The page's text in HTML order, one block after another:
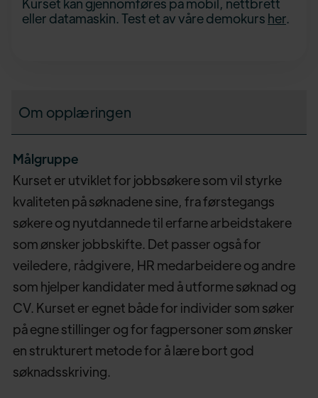
Kurset kan gjennomføres på mobil, nettbrett
eller datamaskin. Test et av våre demokurs her.
Om opplæringen
Målgruppe
Kurset er utviklet for jobbsøkere som vil styrke
kvaliteten på søknadene sine, fra førstegangs
søkere og nyutdannede til erfarne arbeidstakere
som ønsker jobbskifte. Det passer også for
veiledere, rådgivere, HR medarbeidere og andre
som hjelper kandidater med å utforme søknad og
CV. Kurset er egnet både for individer som søker
på egne stillinger og for fagpersoner som ønsker
en strukturert metode for å lære bort god
søknadsskriving.